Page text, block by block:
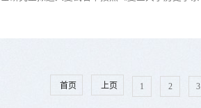
首页 上页 1 2 3